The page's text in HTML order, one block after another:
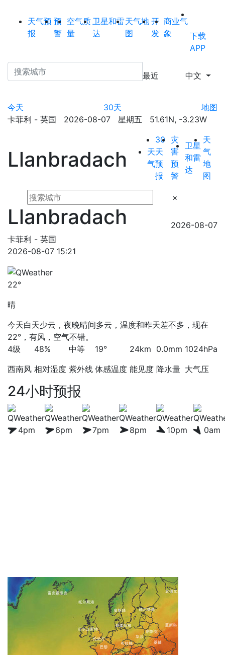
天气预
报
预
警
空气质
量
卫星和雷
达
天气地
图
开
发
商业气
象
下载
APP
最近 中文
今天 30天
地图
卡菲利 - 英国 2026-08-07 星期五 51.61N, -3.23W
Llanbradach
天
气
30
天
预
报
灾
害
预
警
卫星
和雷
达
天
气
地
图
×
Llanbradach
卡菲利 - 英国
2026-08-07
2026-08-07 15:21
22°
晴
今天白天少云，夜晚晴间多云，温度和昨天差不多，现在
22°，有风，空气不错。
4级
西南风
48%
相对湿度
中等
紫外线
19°
体感温度
24km
能见度
0.0mm
降水量
1024hPa
大气压
24小时预报
4pm 6pm 7pm 8pm 10pm 0am